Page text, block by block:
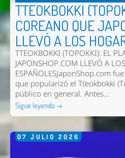
TTEOKBOKKI
COREANO QUE
LLEVÓ A LOS
TTEOKBOKKI (TOPOKKI): EL
JAPONSHOP.COM LLEVÓ A
ESPAÑOLESJaponShop.com
que popularizó el Tteokbokki
público en general. Antes...
Sigue leyendo →
07 JULIO 2026